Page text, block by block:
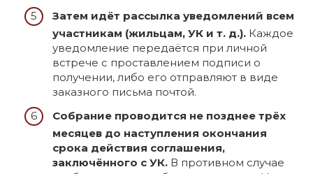
Затем идёт рассылка уведомлений всем
участникам (жильцам, УК и т. д.). Каждое
уведомление передаётся при личной
встрече с проставлением подписи о
получении, либо его отправляют в виде
заказного письма почтой.
Собрание проводится не позднее трёх
месяцев до наступления окончания
срока действия соглашения,
заключённого с УК. В противном случае